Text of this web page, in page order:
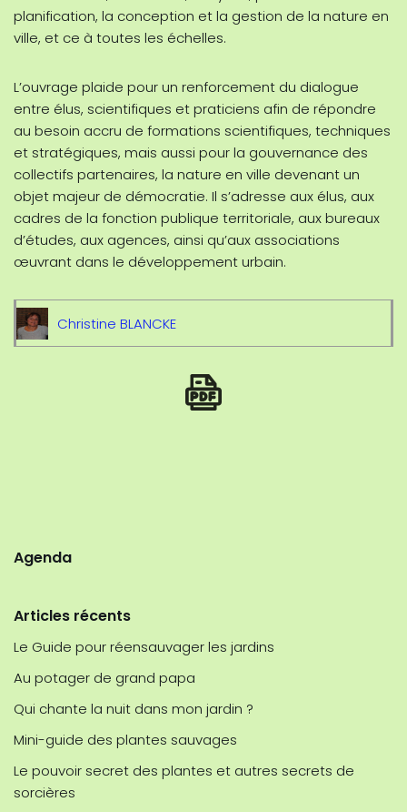
planification, la conception et la gestion de la nature en
ville, et ce à toutes les échelles.
L’ouvrage plaide pour un renforcement du dialogue
entre élus, scientifiques et praticiens afin de répondre
au besoin accru de formations scientifiques, techniques
et stratégiques, mais aussi pour la gouvernance des
collectifs partenaires, la nature en ville devenant un
objet majeur de démocratie. Il s’adresse aux élus, aux
cadres de la fonction publique territoriale, aux bureaux
d’études, aux agences, ainsi qu’aux associations
œuvrant dans le développement urbain.
Christine BLANCKE
Agenda
Articles récents
Le Guide pour réensauvager les jardins
Au potager de grand papa
Qui chante la nuit dans mon jardin ?
Mini-guide des plantes sauvages
Le pouvoir secret des plantes et autres secrets de
sorcières